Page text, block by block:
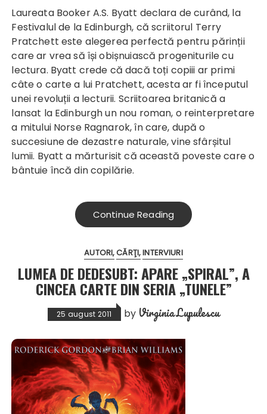
Laureata BookerA.S. Byatt declara de curând, la
Festivalul de la Edinburgh, că scriitorul Terry
Pratchett este alegerea perfectă pentru părinții
care ar vrea să își obișnuiască progeniturile cu
lectura. Byatt crede că dacă toți copiii ar primi
câte o carte a lui Pratchett, acesta ar fi începutul
unei revoluții a lecturii. Scriitoarea britanică a
lansat la Edinburgh un nou roman, o reinterpretare
a mitului Norse Ragnarok, în care, după o
succesiune de dezastre naturale, vine sfârșitul
lumii. Byatt a mărturisit că această poveste care o
bântuie încă din copilărie.
Continue Reading
AUTORI CĂRŢI INTERVIURI
LUMEA DE DEDESUBT: APARE „SPIRAL”, A
CINCEA CARTE DIN SERIA „TUNELE”
25 august 2011 by Virginia Lupulescu